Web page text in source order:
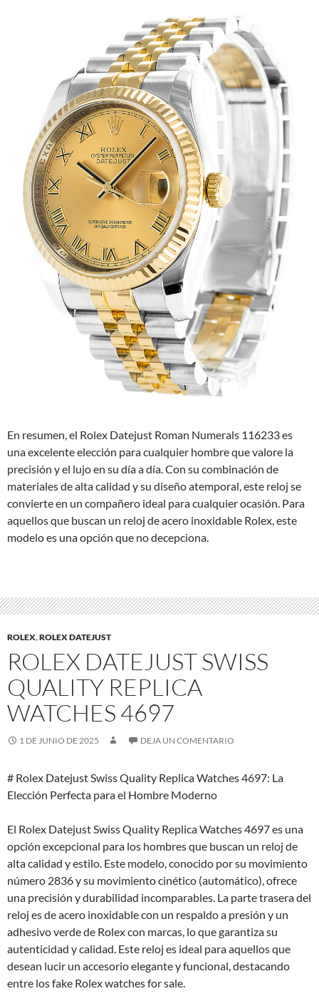
En resumen, el Rolex Datejust Roman Numerals 116233 es
una excelente elección para cualquier hombre que valore la
precisión y el lujo en su día a día. Con su combinación de
materiales de alta calidad y su diseño atemporal, este reloj se
convierte en un compañero ideal para cualquier ocasión. Para
aquellos que buscan un reloj de acero inoxidable Rolex, este
modelo es una opción que no decepciona.
ROLEX,ROLEX DATEJUST
ROLEX DATEJUST SWISS
QUALITY REPLICA
WATCHES 4697
1 DE JUNIO DE 2025 DEJA UN COMENTARIO
# Rolex Datejust Swiss Quality Replica Watches 4697: La
Elección Perfecta para el Hombre Moderno
El Rolex Datejust Swiss Quality Replica Watches 4697 es una
opción excepcional para los hombres que buscan un reloj de
alta calidad y estilo. Este modelo, conocido por su movimiento
número 2836 y su movimiento cinético (automático), ofrece
una precisión y durabilidad incomparables. La parte trasera del
reloj es de acero inoxidable con un respaldo a presión y un
adhesivo verde de Rolex con marcas, lo que garantiza su
autenticidad y calidad. Este reloj es ideal para aquellos que
desean lucir un accesorio elegante y funcional, destacando
entre los fake Rolex watches for sale.